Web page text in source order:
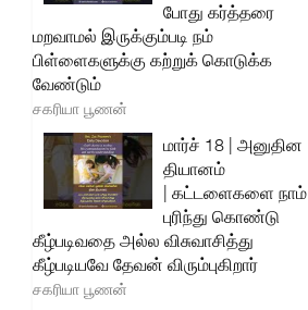
போது கர்த்தரை
மறவாமல் இருக்கும்படி நம்
பிள்ளைகளுக்கு கற்றுக் கொடுக்க
வேண்டும்
சகரியா பூணன்
மார்ச் 18 | அனுதின
தியானம்
| கட்டளைகளை நாம்
புரிந்து கொண்டு
கீழ்படிவதை அல்ல விசுவாசித்து
கீழ்படியவே தேவன் விரும்புகிறார்
சகரியா பூணன்